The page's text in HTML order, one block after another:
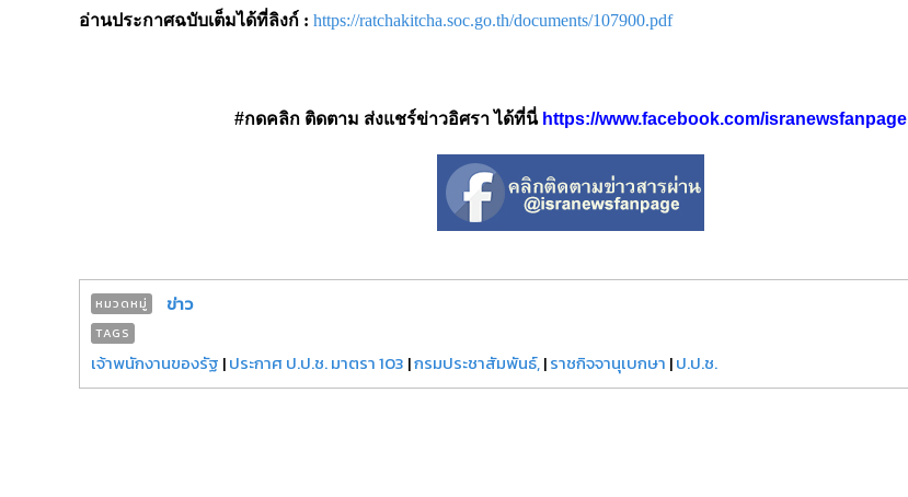
อ่านประกาศฉบับเต็มได้ที่ลิงก์ : https://ratchakitcha.soc.go.th/documents/107900.pdf
#กดคลิก ติดตาม ส่งแชร์ข่าวอิศรา ได้ที่นี่ https://www.facebook.com/isranewsfanpage
หมวดหมู่ ข่าว
TAGS
เจ้าพนักงานของรัฐ |ประกาศ ป.ป.ช. มาตรา 103 |กรมประชาสัมพันธ์,|ราชกิจจานุเบกษา |ป.ป.ช.